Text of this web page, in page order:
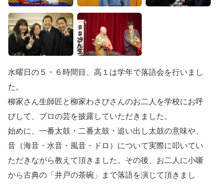
水曜日の５・６時間目、高１は学年で落語会を行いまし
た。
柳家さん生師匠と柳家わさびさんのお二人を学校にお呼
びして、プロの芸を披露していただきました。
始めに、一番太鼓・二番太鼓・追い出し太鼓の意味や、
音（海音・水音・風音・ドロ）について実際に叩いてい
ただきながら教えて頂きました。その後、お二人に小噺
から古典の「井戸の茶碗」まで落語を演じて頂きまし